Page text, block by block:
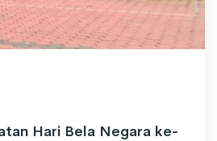
Hari Bela Negara ke-